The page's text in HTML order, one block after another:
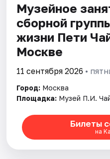
Музейное
сборной
жизни Пети
Москве
11 сентября 2026 •
Город: Москва
Площадка: Музей П.И.
Билеты
на